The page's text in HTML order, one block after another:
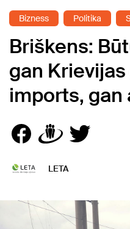
Bizness Politika
Briškens:
gan
imports, gan
LETA